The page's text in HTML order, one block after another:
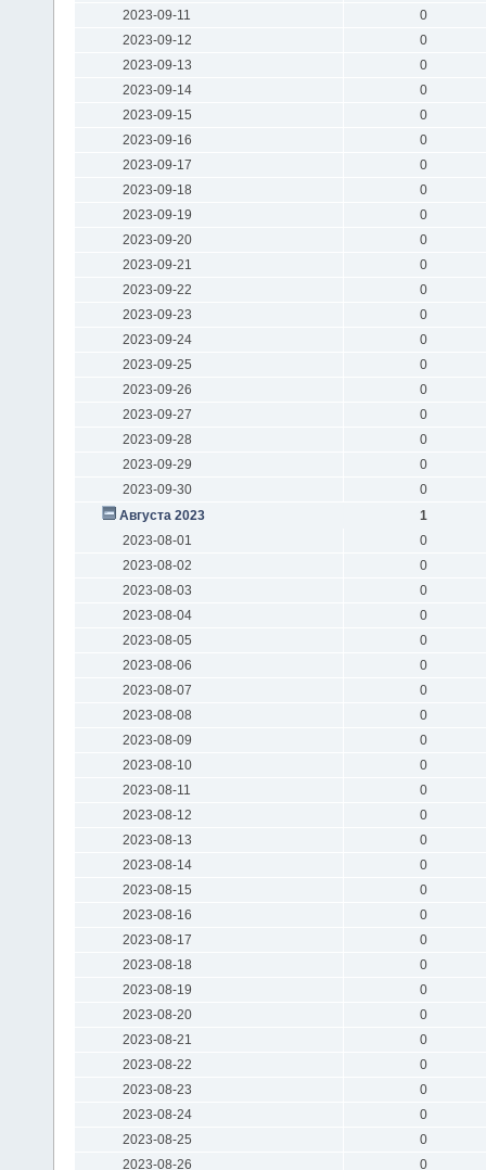
2023-09-11
0
2023-09-12
0
2023-09-13
0
2023-09-14
0
2023-09-15
0
2023-09-16
0
2023-09-17
0
2023-09-18
0
2023-09-19
0
2023-09-20
0
2023-09-21
0
2023-09-22
0
2023-09-23
0
2023-09-24
0
2023-09-25
0
2023-09-26
0
2023-09-27
0
2023-09-28
0
2023-09-29
0
2023-09-30
0
Августа 2023
1
2023-08-01
0
2023-08-02
0
2023-08-03
0
2023-08-04
0
2023-08-05
0
2023-08-06
0
2023-08-07
0
2023-08-08
0
2023-08-09
0
2023-08-10
0
2023-08-11
0
2023-08-12
0
2023-08-13
0
2023-08-14
0
2023-08-15
0
2023-08-16
0
2023-08-17
0
2023-08-18
0
2023-08-19
0
2023-08-20
0
2023-08-21
0
2023-08-22
0
2023-08-23
0
2023-08-24
0
2023-08-25
0
2023-08-26
0